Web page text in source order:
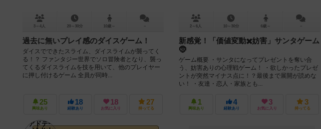
3～4人 20～30分 10歳～ －
過去に無いプレイ感のダイスゲーム！
ダイスでできたスライム、ダイスライムが襲ってく
る！？ ファンタジー世界でソロ冒険者となり、襲っ
てくるダイスライムを技を用いて、他のプレイヤー
に押し付けるゲーム 全員が同時...
25
興味あり
18
経験あり
18
お気に入り
27
持ってる
2～6人 10～30分 6歳～ －
新感覚！「価値変動✖️妨害」サンタゲーム
🤶
ゲーム概要 ・サンタになってプレゼントを奪い合
う、妨害ありの心理戦ゲーム！ ・欲しかったプレゼ
ントが突然マイナス点に！？最後まで展開が読めな
い！ ・友達・恋人・家族とも...
1
興味あり
4
経験あり
3
お気に入り
3
持ってる